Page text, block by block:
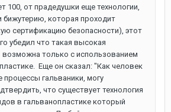
100, от прадедушки еще технологии,
бижутерию, которая проходит
сертификацию безопасности), этот
убедил что такая высокая
возможна только с использованием
Еще он сказал: "Как человек
гальваники, могу
что существует технология
в гальванопластике который